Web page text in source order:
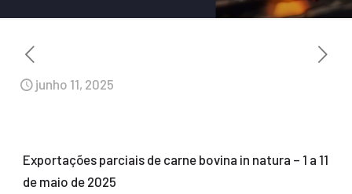
junho 11, 2025
Exportações parciais de carne bovina in natura – 1 a 11
de maio de 2025